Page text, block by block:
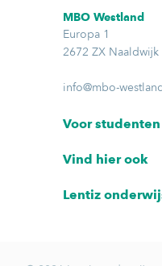
MBO Westland
Europa 1
2672 ZX Naaldwijk
info@mbo-
Voor studenten
Vind hier ook
Lentiz